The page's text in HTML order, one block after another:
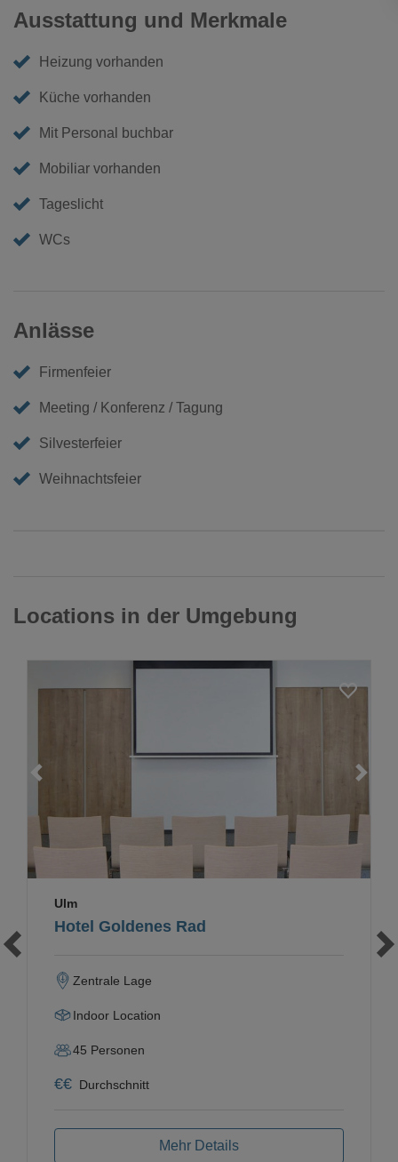
Ausstattung und Merkmale
Heizung vorhanden
Küche vorhanden
Mit Personal buchbar
Mobiliar vorhanden
Tageslicht
WCs
Anlässe
Firmenfeier
Meeting / Konferenz / Tagung
Silvesterfeier
Weihnachtsfeier
Locations in der Umgebung
Hotel Goldenes Rad
Ulm
Zentrale Lage
Indoor Location
45 Personen
€€ Durchschnitt
Mehr Details